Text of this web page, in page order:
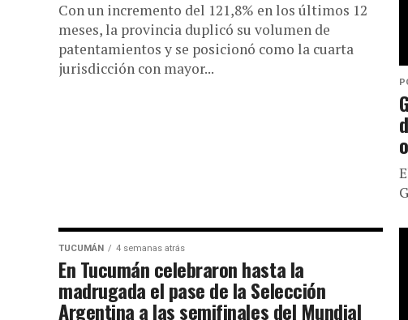
Con un incremento del 121,8% en los últimos 12
meses, la provincia duplicó su volumen de
patentamientos y se posicionó como la cuarta
jurisdicción con mayor...
TUCUMÁN 4 semanas atrás
En Tucumán celebraron hasta la
madrugada el pase de la Selección
Argentina a las semifinales del Mundial